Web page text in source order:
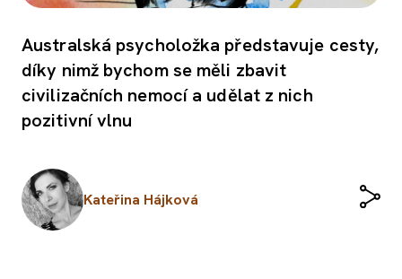
Australská psycholožka představuje cesty,
díky nimž bychom se měli zbavit
civilizačních nemocí a udělat z nich
pozitivní vlnu
Kateřina Hájková